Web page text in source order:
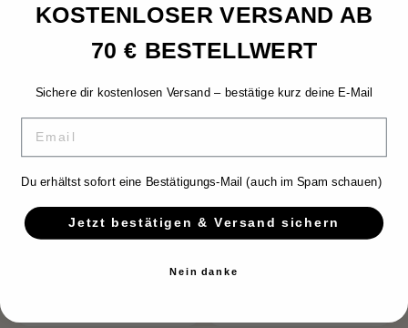
Made for ambitions, focus and daily
Premium Supplements für Menschen, die mehr von ihrem
KOSTENLOSER VERSAND AB
70 € BESTELLWERT
Sichere dir kostenlosen Versand – bestätige kurz deine E-Mail
Du erhältst sofort eine Bestätigungs-Mail (auch im Spam schauen)
Jetzt bestätigen & Versand sichern
Nein danke